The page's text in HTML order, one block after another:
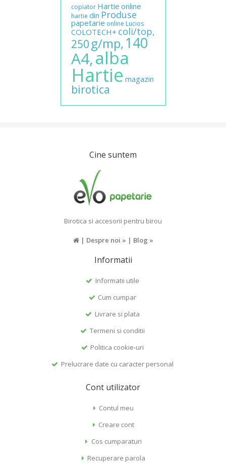
copiator Hartie online
hartie din Produse
papetarie online Lucios
COLOTECH+ coli/top,
250 g/mp,140
A4,alba
Hartie magazin
birotica
Cine suntem
Birotica si accesorii pentru birou
| Despre noi » | Blog »
Informatii
Informatii utile
Cum cumpar
Livrare si plata
Termeni si conditii
Politica cookie-uri
Prelucrare date cu caracter personal
Cont utilizator
Contul meu
Creare cont
Cos cumparaturi
Recuperare parola